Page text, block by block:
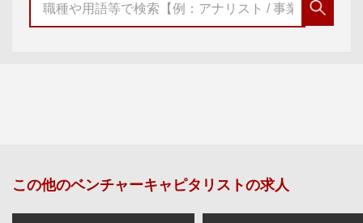
この他のベンチャーキャピタリストの求人